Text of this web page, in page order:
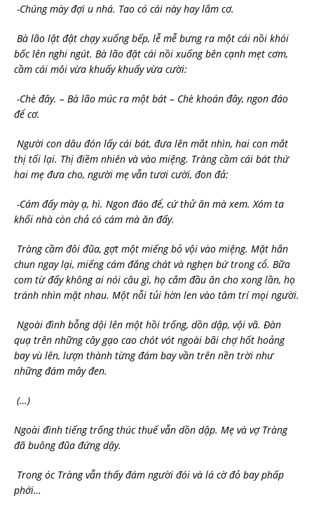
-Chúng mày đợi u nhá. Tao có cái này hay lắm cơ.
Bà lão lật đật chạy xuống bếp, lễ mễ bưng ra một cái nồi khói
bốc lên nghi ngút. Bà lão đặt cái nồi xuống bên cạnh mẹt cơm,
cầm cái môi vừa khuấy khuấy vừa cười:
-Chè đây. – Bà lão múc ra một bát – Chè khoán đây, ngon đáo
để cơ.
Người con dâu đón lấy cái bát, đưa lên mắt nhìn, hai con mắt
thị tối lại. Thị điềm nhiên và vào miệng. Tràng cầm cái bát thứ
hai mẹ đưa cho, người mẹ vẫn tươi cười, đon đả:
-Cám đấy mày ạ, hì. Ngon đáo để, cứ thử ăn mà xem. Xóm ta
khối nhà còn chả có cám mà ăn đấy.
Tràng cầm đôi đũa, gợt một miếng bỏ vội vào miệng. Mặt hắn
chun ngay lại, miếng cám đắng chát và nghẹn bứ trong cổ. Bữa
com từ đấy không ai nói câu gì, họ cắm đầu ăn cho xong lần, họ
tránh nhìn mặt nhau. Một nỗi tủi hờn len vào tâm trí mọi người.
Ngoài đình bỗng dội lên một hồi trống, dồn dập, vội vã. Đàn
quạ trên những cây gạo cao chót vót ngoài bãi chợ hốt hoảng
bay vù lên, lượn thành từng đám bay vần trên nền trời như
những đám mây đen.
(…)
Ngoài đình tiếng trống thúc thuế vẫn dồn dập. Mẹ và vợ Tràng
đã buông đũa đứng dậy.
Trong óc Tràng vẫn thấy đám người đói và lá cờ đỏ bay phấp
phới…